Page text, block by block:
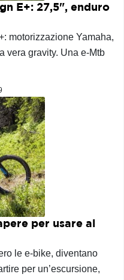
E+: 27,5", enduro
motorizzazione Yamaha,
vera gravity. Una e-Mtb
per usare al
le e-bike, diventano
per un’escursione,